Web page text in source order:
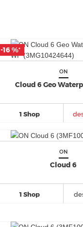
ON
Cloud 6 Geo
1 Shop
-16 %*
-16 %*
ON
Cloud 6
1 Shop